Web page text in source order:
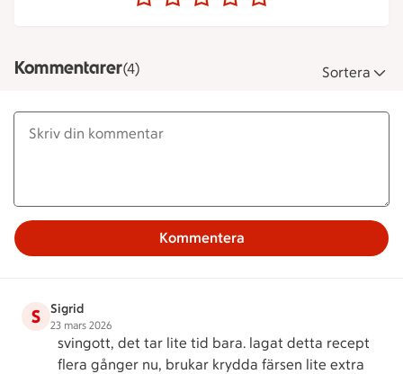
Kommentarer(4) Sortera
Kommentera
S Sigrid
23 mars 2026
svingott, det tar lite tid bara. lagat detta recept
flera gånger nu, brukar krydda färsen lite extra